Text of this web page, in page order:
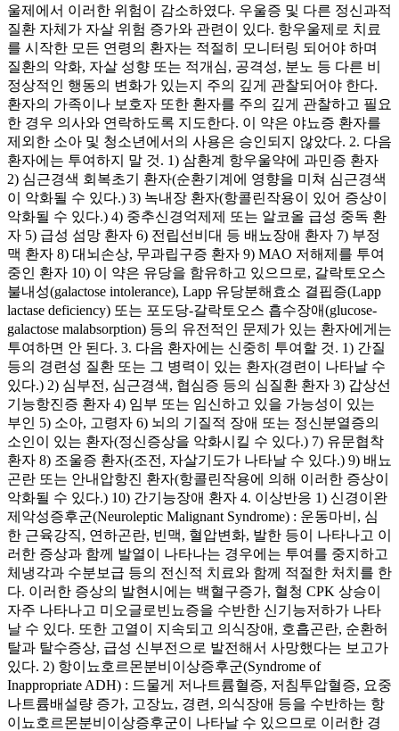
울제에서 이러한 위험이 감소하였다. 우울증 및 다른 정신과적
질환 자체가 자살 위험 증가와 관련이 있다. 항우울제로 치료
를 시작한 모든 연령의 환자는 적절히 모니터링 되어야 하며
질환의 악화, 자살 성향 또는 적개심, 공격성, 분노 등 다른 비
정상적인 행동의 변화가 있는지 주의 깊게 관찰되어야 한다.
환자의 가족이나 보호자 또한 환자를 주의 깊게 관찰하고 필요
한 경우 의사와 연락하도록 지도한다. 이 약은 야뇨증 환자를
제외한 소아 및 청소년에서의 사용은 승인되지 않았다. 2. 다음
환자에는 투여하지 말 것. 1) 삼환계 항우울약에 과민증 환자
2) 심근경색 회복초기 환자(순환기계에 영향을 미쳐 심근경색
이 악화될 수 있다.) 3) 녹내장 환자(항콜린작용이 있어 증상이
악화될 수 있다.) 4) 중추신경억제제 또는 알코올 급성 중독 환
자 5) 급성 섬망 환자 6) 전립선비대 등 배뇨장애 환자 7) 부정
맥 환자 8) 대뇌손상, 무과립구증 환자 9) MAO 저해제를 투여
중인 환자 10) 이 약은 유당을 함유하고 있으므로, 갈락토오스
불내성(galactose intolerance), Lapp 유당분해효소 결핍증(Lapp
lactase deficiency) 또는 포도당-갈락토오스 흡수장애(glucose-
galactose malabsorption) 등의 유전적인 문제가 있는 환자에게는
투여하면 안 된다. 3. 다음 환자에는 신중히 투여할 것. 1) 간질
등의 경련성 질환 또는 그 병력이 있는 환자(경련이 나타날 수
있다.) 2) 심부전, 심근경색, 협심증 등의 심질환 환자 3) 갑상선
기능항진증 환자 4) 임부 또는 임신하고 있을 가능성이 있는
부인 5) 소아, 고령자 6) 뇌의 기질적 장애 또는 정신분열증의
소인이 있는 환자(정신증상을 악화시킬 수 있다.) 7) 유문협착
환자 8) 조울증 환자(조전, 자살기도가 나타날 수 있다.) 9) 배뇨
곤란 또는 안내압항진 환자(항콜린작용에 의해 이러한 증상이
악화될 수 있다.) 10) 간기능장애 환자 4. 이상반응 1) 신경이완
제악성증후군(Neuroleptic Malignant Syndrome) : 운동마비, 심
한 근육강직, 연하곤란, 빈맥, 혈압변화, 발한 등이 나타나고 이
러한 증상과 함께 발열이 나타나는 경우에는 투여를 중지하고
체냉각과 수분보급 등의 전신적 치료와 함께 적절한 처치를 한
다. 이러한 증상의 발현시에는 백혈구증가, 혈청 CPK 상승이
자주 나타나고 미오글로빈뇨증을 수반한 신기능저하가 나타
날 수 있다. 또한 고열이 지속되고 의식장애, 호흡곤란, 순환허
탈과 탈수증상, 급성 신부전으로 발전해서 사망했다는 보고가
있다. 2) 항이뇨호르몬분비이상증후군(Syndrome of
Inappropriate ADH) : 드물게 저나트륨혈증, 저침투압혈증, 요중
나트륨배설량 증가, 고장뇨, 경련, 의식장애 등을 수반하는 항
이뇨호르몬분비이상증후군이 나타날 수 있으므로 이러한 경